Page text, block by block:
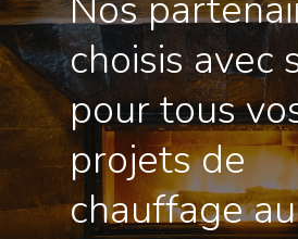
choisis avec
pour tous
projets de
chauffage